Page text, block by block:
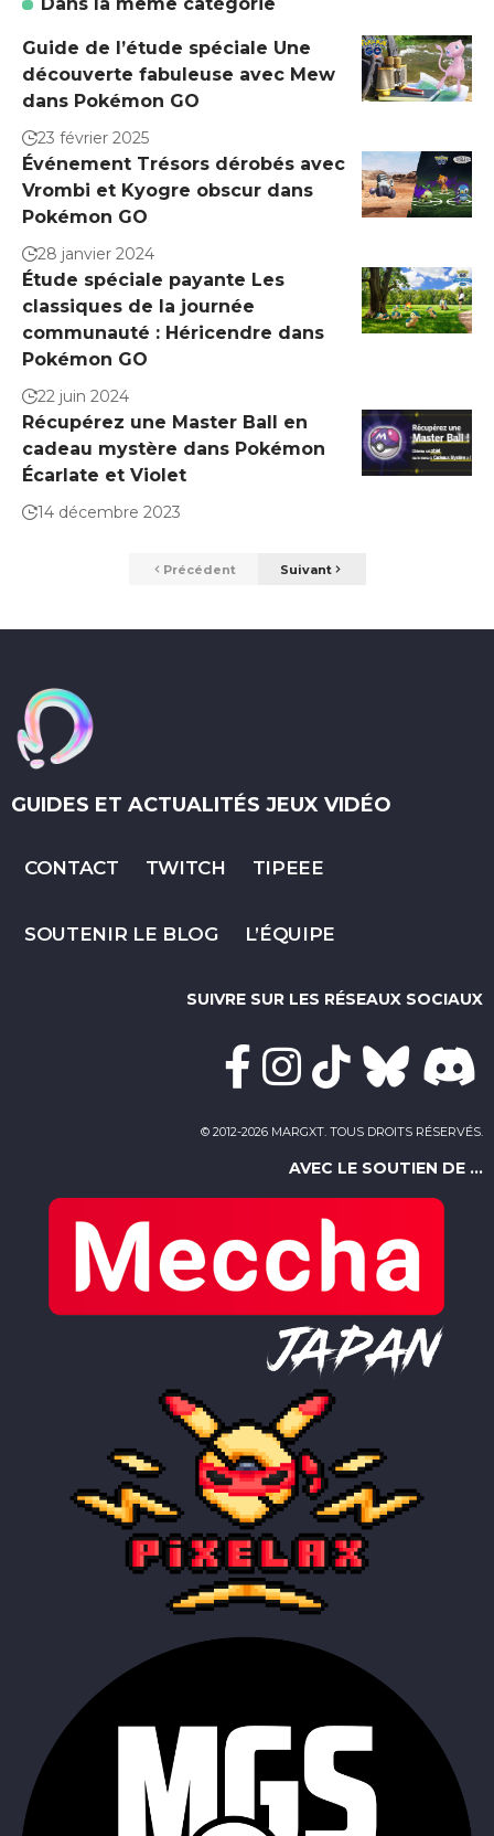
Guide de l’étude spéciale Une
découverte fabuleuse avec Mew
dans Pokémon GO
23 février 2025
Événement Trésors dérobés avec
Vrombi et Kyogre obscur dans
Pokémon GO
28 janvier 2024
Étude spéciale payante Les
classiques de la journée
communauté : Héricendre dans
Pokémon GO
22 juin 2024
Récupérez une Master Ball en
cadeau mystère dans Pokémon
Écarlate et Violet
14 décembre 2023
Précédent Suivant
GUIDES ET ACTUALITÉS JEUX VIDÉO
CONTACT TWITCH TIPEEE
SOUTENIR LE BLOG L’ÉQUIPE
SUIVRE SUR LES RÉSEAUX SOCIAUX
© 2012-2026 MARGXT. TOUS DROITS RÉSERVÉS.
AVEC LE SOUTIEN DE ...